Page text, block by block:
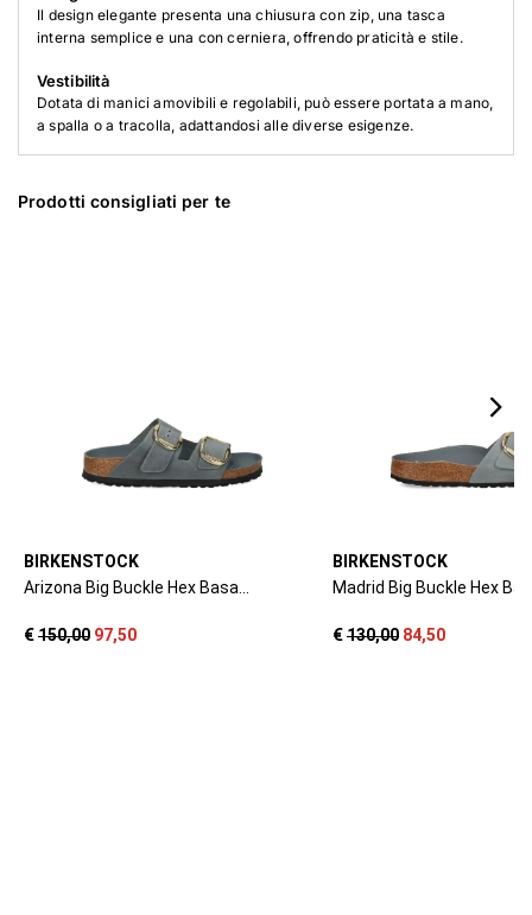
Il design elegante presenta una chiusura con zip, una tasca
interna semplice e una con cerniera, offrendo praticità e stile.
Vestibilità
Dotata di manici amovibili e regolabili, può essere portata a mano,
a spalla o a tracolla, adattandosi alle diverse esigenze.
Prodotti consigliati per te